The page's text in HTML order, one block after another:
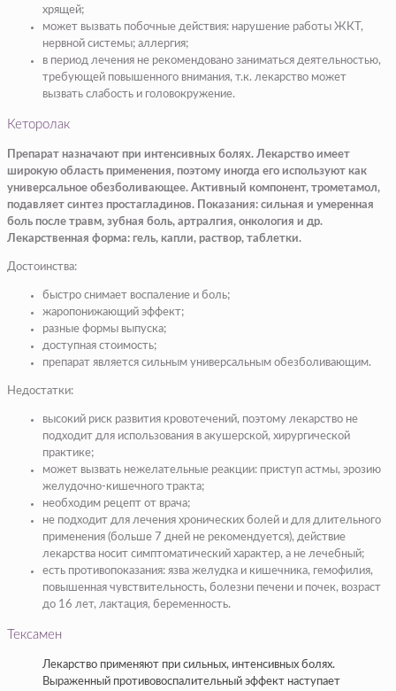
хрящей;
может вызвать побочные действия: нарушение работы ЖКТ,
нервной системы; аллергия;
в период лечения не рекомендовано заниматься деятельностью,
требующей повышенного внимания, т.к. лекарство может
вызвать слабость и головокружение.
Кеторолак
Препарат назначают при интенсивных болях. Лекарство имеет
широкую область применения, поэтому иногда его используют как
универсальное обезболивающее. Активный компонент, трометамол,
подавляет синтез простагладинов. Показания: сильная и умеренная
боль после травм, зубная боль, артралгия, онкология и др.
Лекарственная форма: гель, капли, раствор, таблетки.
Достоинства:
быстро снимает воспаление и боль;
жаропонижающий эффект;
разные формы выпуска;
доступная стоимость;
препарат является сильным универсальным обезболивающим.
Недостатки:
высокий риск развития кровотечений, поэтому лекарство не
подходит для использования в акушерской, хирургической
практике;
может вызвать нежелательные реакции: приступ астмы, эрозию
желудочно-кишечного тракта;
необходим рецепт от врача;
не подходит для лечения хронических болей и для длительного
применения (больше 7 дней не рекомендуется), действие
лекарства носит симптоматический характер, а не лечебный;
есть противопоказания: язва желудка и кишечника, гемофилия,
повышенная чувствительность, болезни печени и почек, возраст
до 16 лет, лактация, беременность.
Тексамен
Лекарство применяют при сильных, интенсивных болях.
Выраженный противовоспалительный эффект наступает